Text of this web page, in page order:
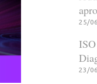
25/
23/